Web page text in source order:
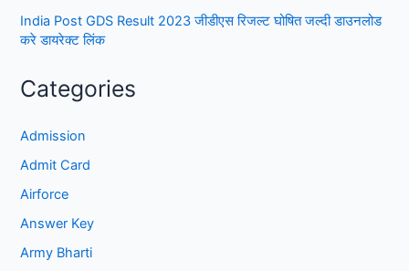
India Post GDS Result 2023 जीडीएस रिजल्ट घोषित जल्दी डाउनलोड
करे डायरेक्ट लिंक
Categories
Admission
Admit Card
Airforce
Answer Key
Army Bharti